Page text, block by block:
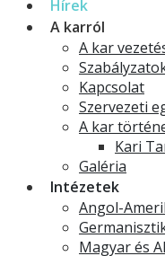
Hírek
A karról
A kar
Kapcsolat
Szervezeti
A kar
Kari
Galéria
Intézetek
Angol-
Magyar és